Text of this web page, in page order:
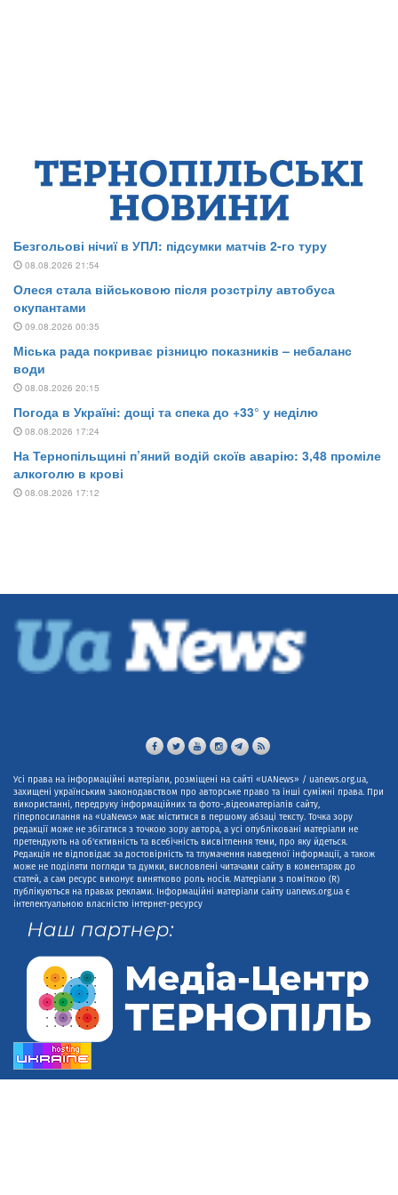
Усі права на інформаційні матеріали, розміщені на сайті «UANews» / uanews.org.ua,
захищені українським законодавством про авторське право та інші суміжні права. При
використанні, передруку інформаційних та фото-,відеоматеріалів сайту,
гіперпосилання на «UaNews» має міститися в першому абзаці тексту. Точка зору
редакції може не збігатися з точкою зору автора, а усі опубліковані матеріали не
претендують на об'єктивність та всебічність висвітлення теми, про яку йдеться.
Редакція не відповідає за достовірність та тлумачення наведеної інформації, а також
може не поділяти погляди та думки, висловлені читачами сайту в коментарях до
статей, а сам ресурс виконує винятково роль носія. Матеріали з поміткою (R)
публікуються на правах реклами. Інформаційні матеріали сайту uanews.org.ua є
інтелектуальною власністю інтернет-ресурсу